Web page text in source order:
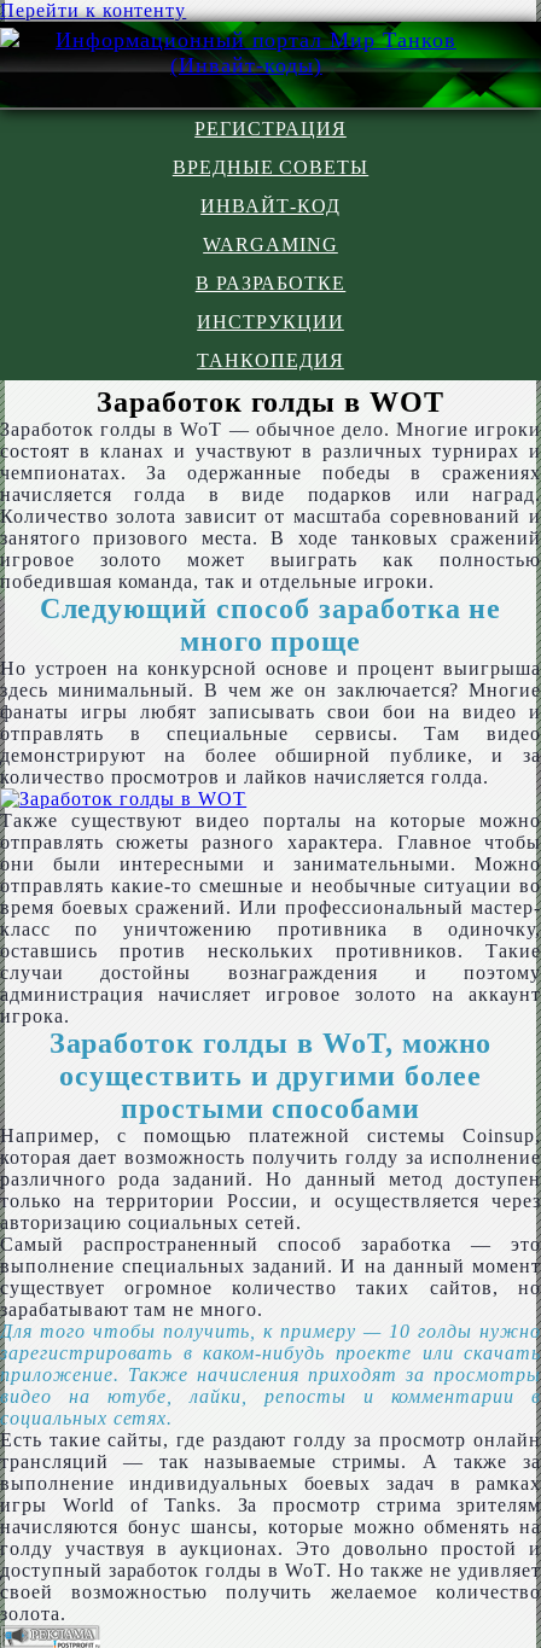
Перейти к контенту
РЕГИСТРАЦИЯ
ВРЕДНЫЕ СОВЕТЫ
ИНВАЙТ-КОД
WARGAMING
В РАЗРАБОТКЕ
ИНСТРУКЦИИ
ТАНКОПЕДИЯ
Заработок голды в WOT
Заработок голды в WoT — обычное дело. Многие игроки
состоят в кланах и участвуют в различных турнирах и
чемпионатах. За одержанные победы в сражениях
начисляется голда в виде подарков или наград.
Количество золота зависит от масштаба соревнований и
занятого призового места. В ходе танковых сражений
игровое золото может выиграть как полностью
победившая команда, так и отдельные игроки.
Следующий способ заработка не
много проще
Но устроен на конкурсной основе и процент выигрыша
здесь минимальный. В чем же он заключается? Многие
фанаты игры любят записывать свои бои на видео и
отправлять в специальные сервисы. Там видео
демонстрируют на более обширной публике, и за
количество просмотров и лайков начисляется голда.
Также существуют видео порталы на которые можно
отправлять сюжеты разного характера. Главное чтобы
они были интересными и занимательными. Можно
отправлять какие-то смешные и необычные ситуации во
время боевых сражений. Или профессиональный мастер-
класс по уничтожению противника в одиночку,
оставшись против нескольких противников. Такие
случаи достойны вознаграждения и поэтому
администрация начисляет игровое золото на аккаунт
игрока.
Заработок голды в WoT, можно
осуществить и другими более
простыми способами
Например, с помощью платежной системы Coinsup,
которая дает возможность получить голду за исполнение
различного рода заданий. Но данный метод доступен
только на территории России, и осуществляется через
авторизацию социальных сетей.
Самый распространенный способ заработка — это
выполнение специальных заданий. И на данный момент
существует огромное количество таких сайтов, но
зарабатывают там не много.
Для того чтобы получить, к примеру — 10 голды нужно
зарегистрировать в каком-нибудь проекте или скачать
приложение. Также начисления приходят за просмотры
видео на ютубе, лайки, репосты и комментарии в
социальных сетях.
Есть такие сайты, где раздают голду за просмотр онлайн
трансляций — так называемые стримы. А также за
выполнение индивидуальных боевых задач в рамках
игры World of Tanks. За просмотр стрима зрителям
начисляются бонус шансы, которые можно обменять на
голду участвуя в аукционах. Это довольно простой и
доступный заработок голды в WoT. Но также не удивляет
своей возможностью получить желаемое количество
золота.